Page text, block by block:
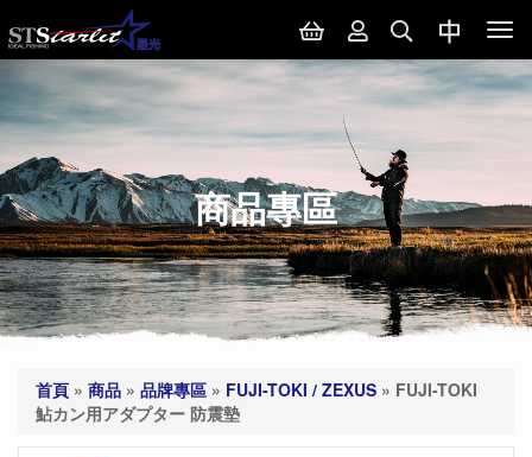
商品專區
首頁 » 商品 » 品牌專區 » FUJI-TOKI / ZEXUS » FUJI-TOKI
鮎カン用アダプター 防震墊